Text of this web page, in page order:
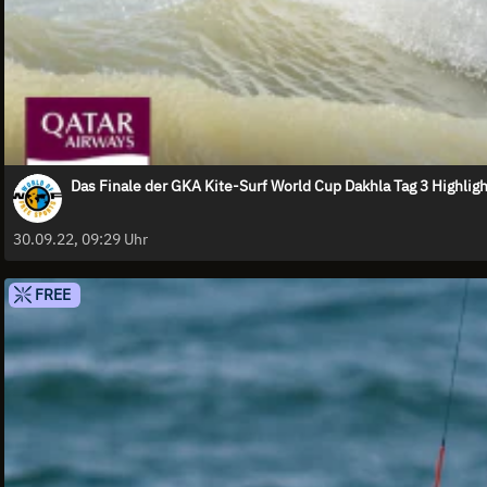
Das Finale der GKA Kite-Surf World Cup Dakhla Tag 3
30.09.22, 09:29 Uhr
FREE